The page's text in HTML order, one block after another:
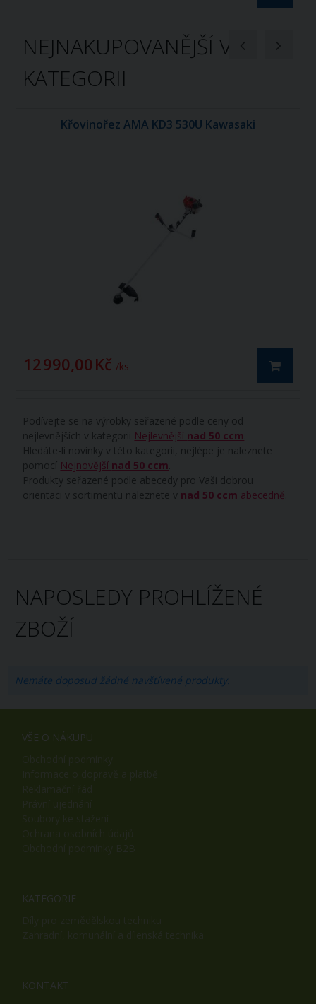
NEJNAKUPOVANĚJŠÍ V
KATEGORII
Křovinořez AMA KD3 530U Kawasaki
12 990,00 Kč / ks
Podívejte se na výrobky seřazené podle ceny od
nejlevnějších v kategorii Nejlevnější nad 50 ccm
Hledáte-li novinky v této kategorii, nejlépe je naleznete
pomocí Nejnovější nad 50 ccm
Produkty seřazené podle abecedy pro Vaši dobrou
orientaci v sortimentu naleznete v nad 50 ccm abecedně
NAPOSLEDY PROHLÍŽENÉ
ZBOŽÍ
Nemáte doposud žádné navštívené produkty.
VŠE O NÁKUPU
KATEGORIE
KONTAKT